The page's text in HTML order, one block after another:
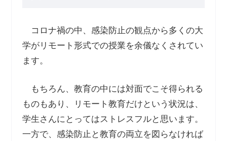
コロナ禍の中、感染防止の観点から多くの大
学がリモート形式での授業を余儀なくされてい
ます。
もちろん、教育の中には対面でこそ得られる
ものもあり、リモート教育だけという状況は、
学生さんにとってはストレスフルと思います。
一方で、感染防止と教育の両立を図らなければ